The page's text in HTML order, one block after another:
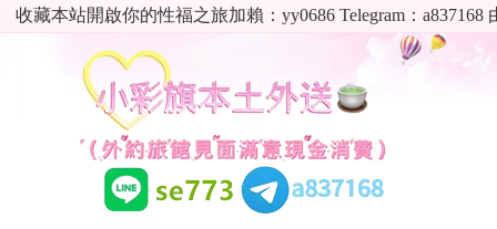
收藏本站開啟你的性福之旅加賴：yy0686 Telegram：